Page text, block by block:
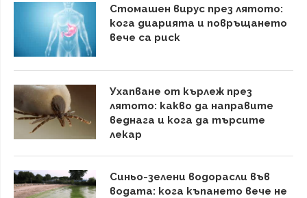
Стомашен вирус през лятото:
кога диарията и повръщането
вече са риск
Ухапване от кърлеж през
лятото: какво да направите
веднага и кога да търсите
лекар
Синьо-зелени водорасли във
водата: кога къпането вече не